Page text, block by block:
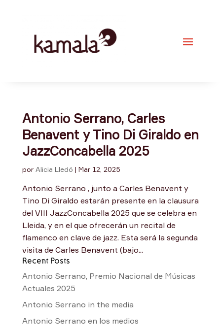
Antonio Serrano, Carles
Benavent y Tino Di Giraldo en
JazzConcabella 2025
por Alicia Lledó | Mar 12, 2025
Antonio Serrano , junto a Carles Benavent y
Tino Di Giraldo estarán presente en la clausura
del VIII JazzConcabella 2025 que se celebra en
Lleida, y en el que ofrecerán un recital de
flamenco en clave de jazz. Esta será la segunda
visita de Carles Benavent (bajo...
Recent Posts
Antonio Serrano, Premio Nacional de Músicas
Actuales 2025
Antonio Serrano in the media
Antonio Serrano en los medios